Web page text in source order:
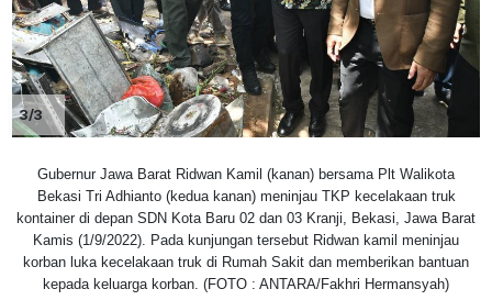
3/3
Gubernur Jawa Barat Ridwan Kamil (kanan) bersama Plt Walikota
Bekasi Tri Adhianto (kedua kanan) meninjau TKP kecelakaan truk
kontainer di depan SDN Kota Baru 02 dan 03 Kranji, Bekasi, Jawa Barat
Kamis (1/9/2022). Pada kunjungan tersebut Ridwan kamil meninjau
korban luka kecelakaan truk di Rumah Sakit dan memberikan bantuan
kepada keluarga korban. (FOTO : ANTARA/Fakhri Hermansyah)